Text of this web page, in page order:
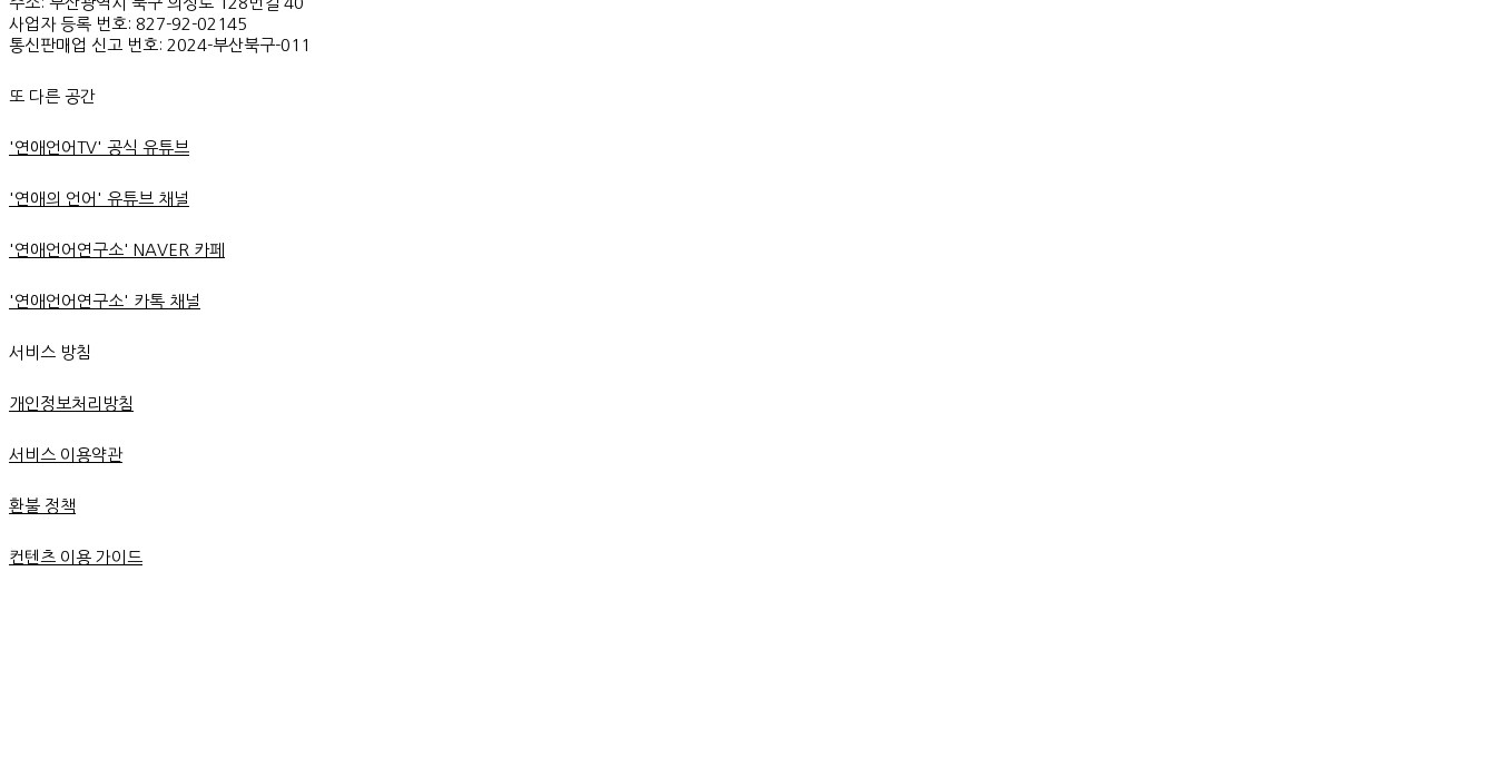
사업자 등록 번호: 827-92-02145
통신판매업 신고 번호: 2024-부산북구-011
또 다른 공간
'연애언어TV' 공식 유튜브
'연애의 언어' 유튜브 채널
'연애언어연구소' NAVER 카페
'연애언어연구소' 카톡 채널
서비스 방침
개인정보처리방침
서비스 이용약관
환불 정책
컨텐츠 이용 가이드